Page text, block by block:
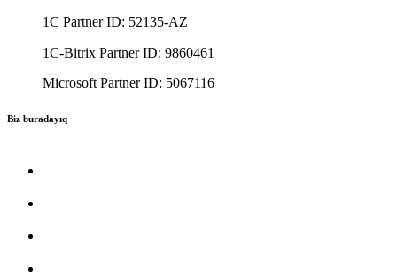
1C Partner ID: 52135-AZ
1C-Bitrix Partner ID: 9860461
Microsoft Partner ID: 5067116
Biz buradayıq